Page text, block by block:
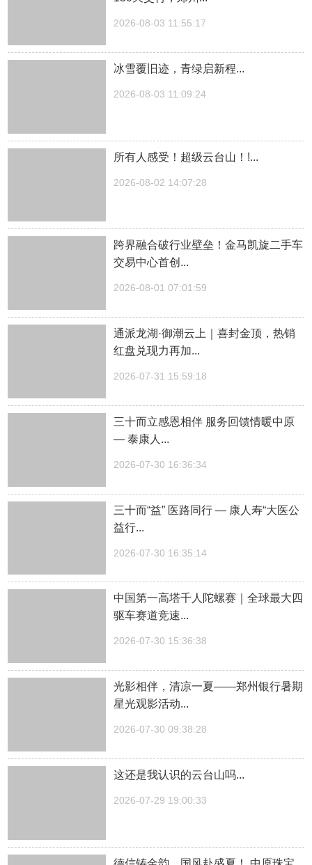
2026-08-03 11:55:17
冰雪覆旧迹，青绿启新程...
2026-08-03 11:09:24
所有人感受！超级云台山！!...
2026-08-02 14:07:28
跨界融合破行业壁垒！金马凯旋二手车
交易中心首创...
2026-08-01 07:01:59
通派龙湖·御潮云上｜喜封金顶，热销
红盘兑现力再加...
2026-07-31 15:59:18
三十而立感恩相伴 服务回馈情暖中原
— 泰康人...
2026-07-30 16:36:34
三十而“益” 医路同行 — 康人寿“大医公
益行...
2026-07-30 16:35:14
中国第一高塔千人陀螺赛｜全球最大四
驱车赛道竞速...
2026-07-30 15:36:38
光影相伴，清凉一夏——郑州银行暑期
星光观影活动...
2026-07-30 09:38:28
这还是我认识的云台山吗...
2026-07-29 19:00:33